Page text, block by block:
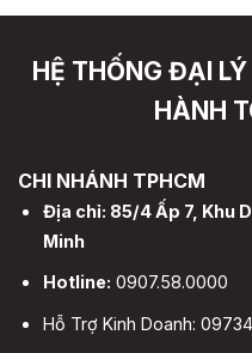
HỆ THỐNG ĐẠI
HÀNH
CHI NHÁNH TPHCM
Địa chỉ: 85/4 Ấp 7, Khu
Minh
Hotline: 0907.58.0000
Hỗ Trợ Kinh Doanh: